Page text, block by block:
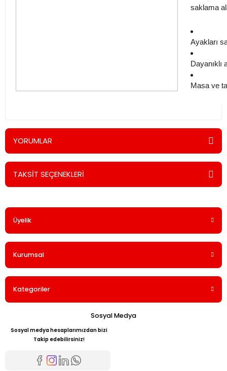
saklama
Ayakları
Dayanıklı
Masa ve
YORUMLAR
Bu ürüne ilk yorumu siz yapın!
TAKSİT SEÇENEKLERİ
Üyelik
Kurumsal
Kategoriler
Sosyal Medya
Sosyal medya hesaplarımızdan bizi
Takip edebilirsiniz!